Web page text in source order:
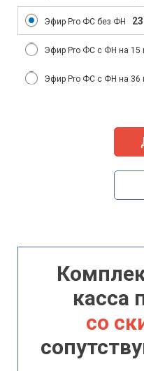
Эфир Pro ФС без ФН
Эфир Pro ФС с ФН на 15
Эфир Pro ФС с ФН на 36
касса
со